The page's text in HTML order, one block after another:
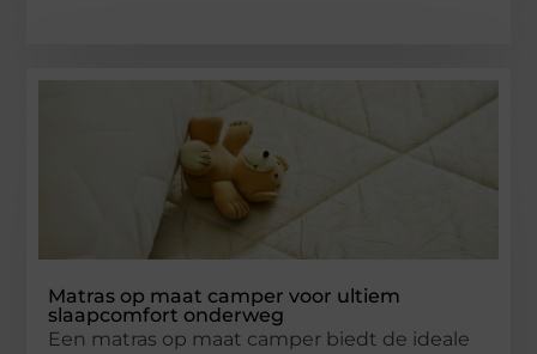
Matras op maat camper voor ultiem
slaapcomfort onderweg
Een matras op maat camper biedt de ideale